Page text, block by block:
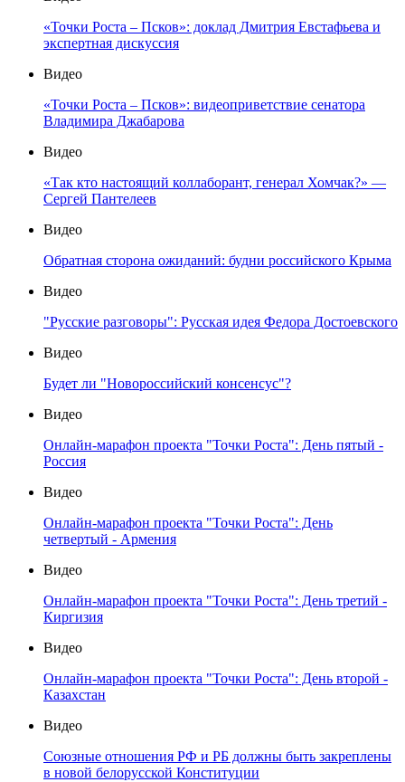
«Точки Роста – Псков»: доклад Дмитрия Евстафьева и
экспертная дискуссия
Видео
«Точки Роста – Псков»: видеоприветствие сенатора
Владимира Джабарова
Видео
«Так кто настоящий коллаборант, генерал Хомчак?» —
Сергей Пантелеев
Видео
Обратная сторона ожиданий: будни российского Крыма
Видео
"Русские разговоры": Русская идея Федора Достоевского
Видео
Будет ли "Новороссийский консенсус"?
Видео
Онлайн-марафон проекта "Точки Роста": День пятый -
Россия
Видео
Онлайн-марафон проекта "Точки Роста": День
четвертый - Армения
Видео
Онлайн-марафон проекта "Точки Роста": День третий -
Киргизия
Видео
Онлайн-марафон проекта "Точки Роста": День второй -
Казахстан
Видео
Союзные отношения РФ и РБ должны быть закреплены
в новой белорусской Конституции